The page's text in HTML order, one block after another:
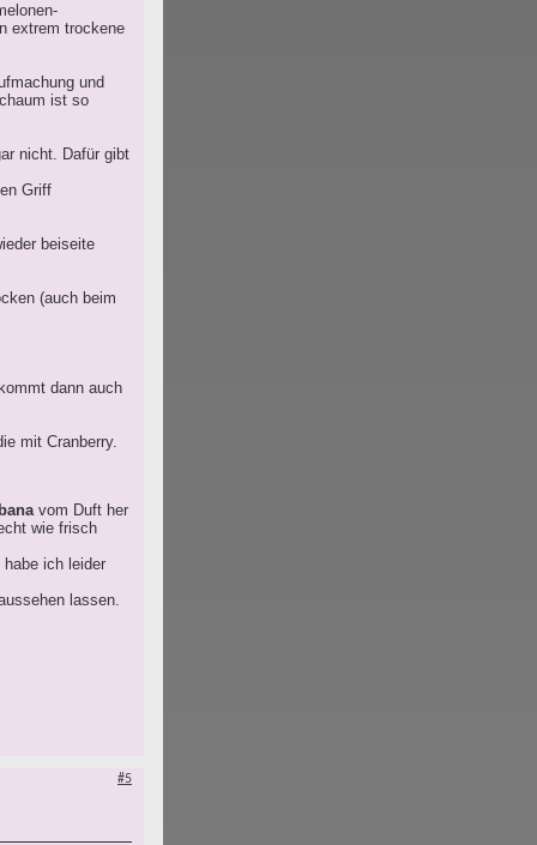
extrem trockene
und
ist so
nicht. Dafür gibt
Griff
beiseite
(auch beim
dann auch
mit Cranberry.
vom Duft her
wie frisch
ich leider
lassen.
#5